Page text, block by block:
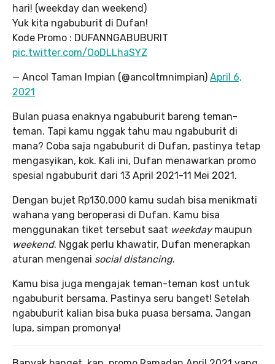
hari! (weekday dan weekend)
Yuk kita ngabuburit di Dufan!
Kode Promo : DUFANNGABUBURIT
pic.twitter.com/OoDLLhaSYZ
— Ancol Taman Impian (@ancoltmnimpian) April 6,
2021
Bulan puasa enaknya ngabuburit bareng teman-
teman. Tapi kamu nggak tahu mau ngabuburit di
mana? Coba saja ngabuburit di Dufan, pastinya tetap
mengasyikan, kok. Kali ini, Dufan menawarkan promo
spesial ngabuburit dari 13 April 2021-11 Mei 2021.
Dengan bujet Rp130.000 kamu sudah bisa menikmati
wahana yang beroperasi di Dufan. Kamu bisa
menggunakan tiket tersebut saat weekdaymaupun
weekend. Nggak perlu khawatir, Dufan menerapkan
aturan mengenai social distancing.
Kamu bisa juga mengajak teman-teman kost untuk
ngabuburit bersama. Pastinya seru banget! Setelah
ngabuburit kalian bisa buka puasa bersama. Jangan
lupa, simpan promonya!